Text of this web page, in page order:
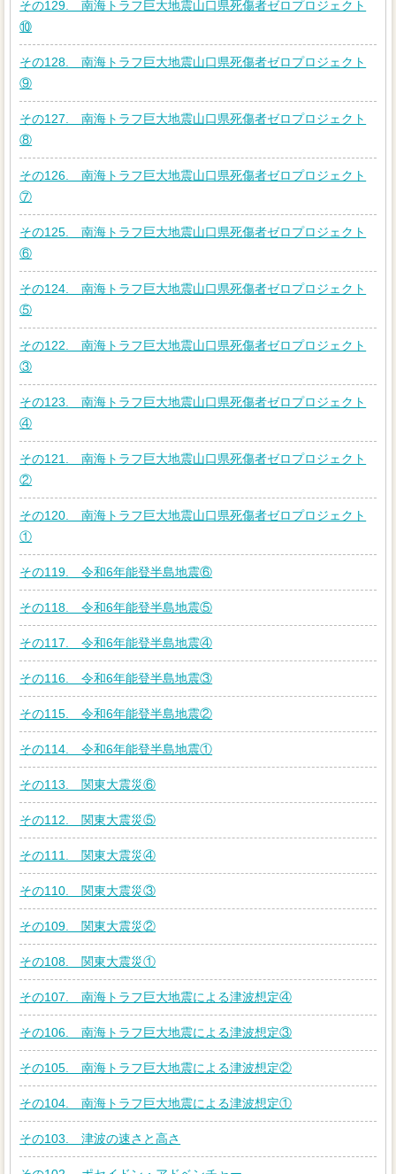
その129. 南海トラフ巨大地震山口県死傷者ゼロプロジェクト
⑩
その128. 南海トラフ巨大地震山口県死傷者ゼロプロジェクト
⑨
その127. 南海トラフ巨大地震山口県死傷者ゼロプロジェクト
⑧
その126. 南海トラフ巨大地震山口県死傷者ゼロプロジェクト
⑦
その125. 南海トラフ巨大地震山口県死傷者ゼロプロジェクト
⑥
その124. 南海トラフ巨大地震山口県死傷者ゼロプロジェクト
⑤
その122. 南海トラフ巨大地震山口県死傷者ゼロプロジェクト
③
その123. 南海トラフ巨大地震山口県死傷者ゼロプロジェクト
④
その121. 南海トラフ巨大地震山口県死傷者ゼロプロジェクト
②
その120. 南海トラフ巨大地震山口県死傷者ゼロプロジェクト
①
その119. 令和6年能登半島地震⑥
その118. 令和6年能登半島地震⑤
その117. 令和6年能登半島地震④
その116. 令和6年能登半島地震③
その115. 令和6年能登半島地震②
その114. 令和6年能登半島地震①
その113. 関東大震災⑥
その112. 関東大震災⑤
その111. 関東大震災④
その110. 関東大震災③
その109. 関東大震災②
その108. 関東大震災①
その107. 南海トラフ巨大地震による津波想定④
その106. 南海トラフ巨大地震による津波想定③
その105. 南海トラフ巨大地震による津波想定②
その104. 南海トラフ巨大地震による津波想定①
その103. 津波の速さと高さ